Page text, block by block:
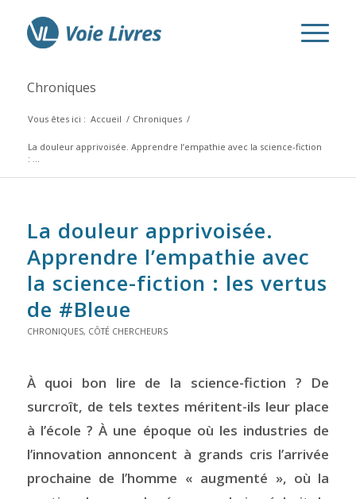
Chroniques
Vous êtes ici : Accueil / Chroniques /
La douleur apprivoisée. Apprendre l’empathie avec la science-fiction
: ...
La douleur apprivoisée.
Apprendre l’empathie avec
la science-fiction : les vertus
de #Bleue
CHRONIQUES, CÔTÉ CHERCHEURS
À quoi bon lire de la science-fiction ? De
surcroît, de tels textes méritent-ils leur place
à l’école ? À une époque où les industries de
l’innovation annoncent à grands cris l’arrivée
prochaine de l’homme « augmenté », où la